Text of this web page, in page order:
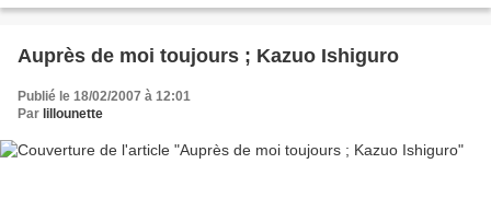
Auprès de moi toujours ; Kazuo Ishiguro
Publié le 18/02/2007 à 12:01
Par lillounette